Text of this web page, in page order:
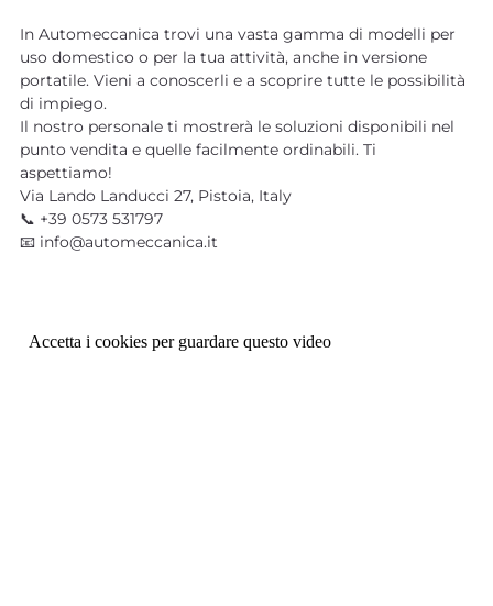
In Automeccanica trovi una vasta gamma di modelli per
uso domestico o per la tua attività, anche in versione
portatile. Vieni a conoscerli e a scoprire tutte le possibilità
di impiego.
Il nostro personale ti mostrerà le soluzioni disponibili nel
punto vendita e quelle facilmente ordinabili. Ti
aspettiamo!
Via Lando Landucci 27, Pistoia, Italy
📞 +39 0573 531797
📧 info@automeccanica.it